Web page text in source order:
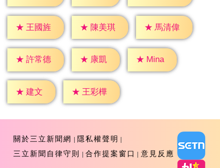
★ 王國旌 ★ 陳美琪 ★ 馬清偉
★ 許常德 ★ 康凱 ★ Mina
★ 建文 ★ 王彩樺
關於三立新聞網
隱私權聲明
三立新聞自律守則
合作提案窗口 意見反應